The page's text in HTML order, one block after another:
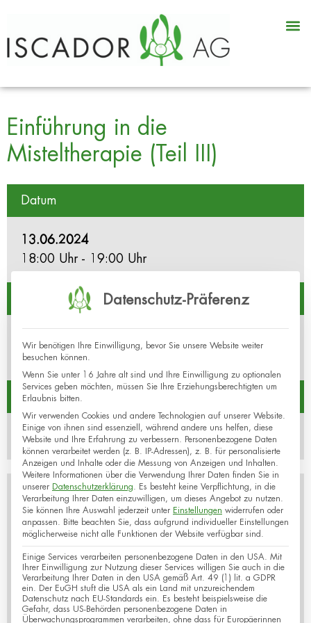
Einführung in die
Misteltherapie (Teil III)
Datum
13.06.2024
18:00 Uhr - 19:00 Uhr
Online,
Microsoft Teams Webinar
Kontakt
Iscador AG
Datenschutz-Präferenz
Wir benötigen Ihre Einwilligung, bevor Sie unsere Website weiter
besuchen können.
Wenn Sie unter 16 Jahre alt sind und Ihre Einwilligung zu optionalen
Services geben möchten, müssen Sie Ihre Erziehungsberechtigten um
Erlaubnis bitten.
Wir verwenden Cookies und andere Technologien auf unserer Website.
Einige von ihnen sind essenziell, während andere uns helfen, diese
Website und Ihre Erfahrung zu verbessern.
Personenbezogene Daten
können verarbeitet werden (z. B. IP-Adressen), z. B. für personalisierte
Anzeigen und Inhalte oder die Messung von Anzeigen und Inhalten.
Weitere Informationen über die Verwendung Ihrer Daten finden Sie in
unserer Datenschutzerklärung
Es besteht keine Verpflichtung, in die
Verarbeitung Ihrer Daten einzuwilligen, um dieses Angebot zu nutzen.
Sie können Ihre Auswahl jederzeit unter Einstellungen widerrufen oder
anpassen.
Bitte beachten Sie, dass aufgrund individueller Einstellungen
möglicherweise nicht alle Funktionen der Website verfügbar sind.
Einige Services verarbeiten personenbezogene Daten in den USA. Mit
Ihrer Einwilligung zur Nutzung dieser Services willigen Sie auch in die
Verarbeitung Ihrer Daten in den USA gemäß Art. 49 (1) lit. a GDPR
ein. Der EuGH stuft die USA als ein Land mit unzureichendem
Datenschutz nach EU-Standards ein. Es besteht beispielsweise die
Gefahr, dass US-Behörden personenbezogene Daten in
Überwachungsprogrammen verarbeiten, ohne dass für Europäerinnen